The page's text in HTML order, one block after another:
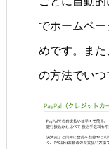
でホームペ
めです。また
の方法でいつ